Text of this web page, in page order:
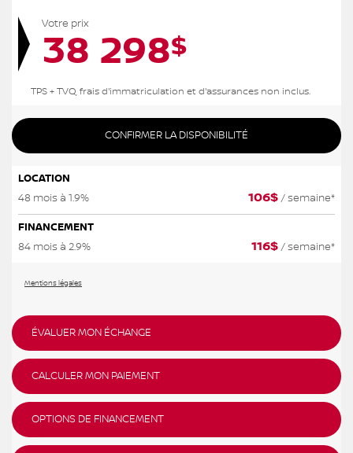
Votre prix
38 298$
TPS + TVQ, frais d'immatriculation et d'assurances non inclus.
CONFIRMER LA DISPONIBILITÉ
LOCATION
48 mois à 1.9%
106$/ semaine*
FINANCEMENT
84 mois à 2.9%
116$/ semaine*
Mentions légales
ÉVALUER MON ÉCHANGE
CALCULER MON PAIEMENT
OPTIONS DE FINANCEMENT